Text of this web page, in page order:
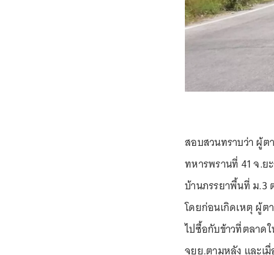
สอบสวนทราบว่า ผู้ต
ทหารพรานที่ 41 จ.ย
บ้านภรรยาพื้นที่ ม.3
โดยก่อนเกิดเหตุ ผู้ต
ไปซื้อกับข้าวที่ตลาด
จยย.ตามหลัง และเ